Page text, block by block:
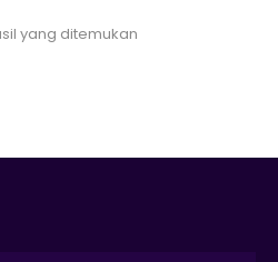
yang ditemukan